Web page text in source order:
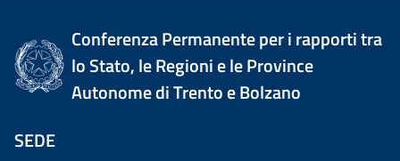
Conferenza Permanente per i rapporti tra
lo Stato, le Regioni e le Province
Autonome di Trento e Bolzano
SEDE